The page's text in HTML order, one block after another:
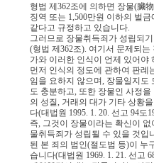
형법 제362조에 의하면 장물(臟
징역 또는 1,500만원 이하의 벌
같다고 규정하고 있습니다.
그러므로 장물취득죄가 성립되
(형법 제362조). 여기서 문제되
가와 이러한 인식이 언제 있어야
먼저 인식의 정도에 관하여 판례
임을 요하지 않으며, 장물일지도
도 충분하고, 또한 장물인 사정
의 성질, 거래의 대가 기타 상황
다(대법원 1995. 1. 20. 선고 94도
즉, 그것이 장물이라는 확신이
물취득죄가 성립될 수 있을 것입
된 본 죄의 범인(절도범 등)이 누
습니다(대법원 1969. 1. 21. 선고